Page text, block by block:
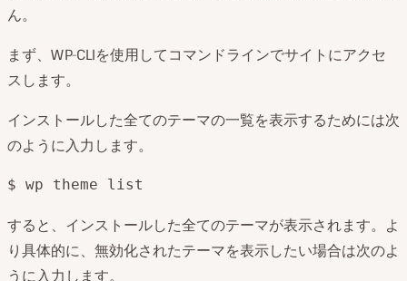
ん。
まず、WP-CLIを使用してコマンドラインでサイトにアクセ
スします。
インストールした全てのテーマの一覧を表示するためには次
のように入力します。
$ wp theme list
すると、インストールした全てのテーマが表示されます。よ
り具体的に、無効化されたテーマを表示したい場合は次のよ
うに入力します。